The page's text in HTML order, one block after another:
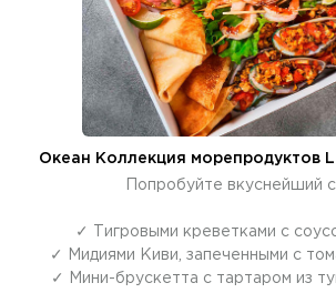
Океан Коллекция морепродуктов
Попробуйте вкуснейший
✓ Тигровыми креветками с
✓ Мидиями Киви, запеченными с
✓ Мини-брускетта с тартаром из